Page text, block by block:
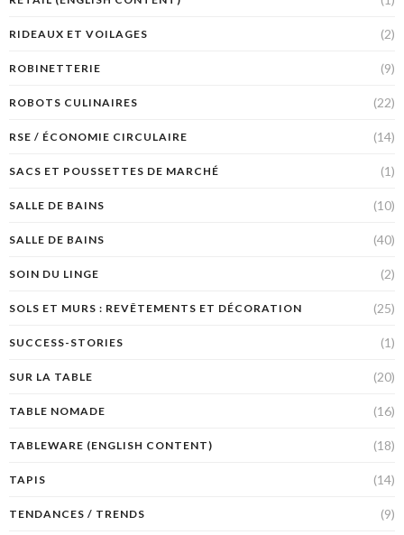
RIDEAUX ET VOILAGES (2)
ROBINETTERIE (9)
ROBOTS CULINAIRES (22)
RSE / ÉCONOMIE CIRCULAIRE (14)
SACS ET POUSSETTES DE MARCHÉ (1)
SALLE DE BAINS (10)
SALLE DE BAINS (40)
SOIN DU LINGE (2)
SOLS ET MURS : REVÊTEMENTS ET DÉCORATION (25)
SUCCESS-STORIES (1)
SUR LA TABLE (20)
TABLE NOMADE (16)
TABLEWARE (ENGLISH CONTENT) (18)
TAPIS (14)
TENDANCES / TRENDS (9)